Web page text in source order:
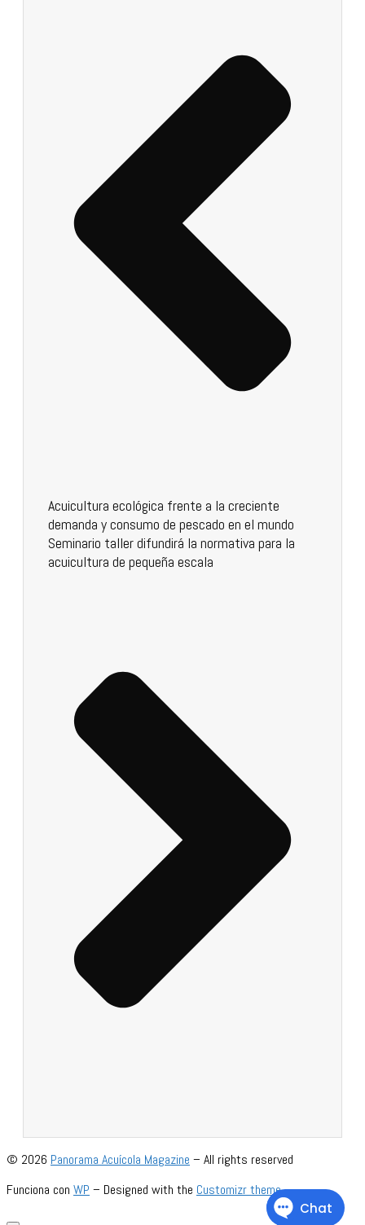
Acuicultura ecológica frente a la creciente
demanda y consumo de pescado en el mundo
Seminario taller difundirá la normativa para la
acuicultura de pequeña escala
© 2026 Panorama Acuícola Magazine – All rights reserved
Funciona con WP – Designed with the Customizr theme